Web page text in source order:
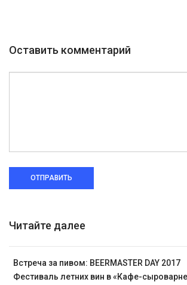
Оставить комментарий
ОТПРАВИТЬ
Читайте далее
Встреча за пивом: BEERMASTER DAY 2017
Фестиваль летних вин в «Кафе-